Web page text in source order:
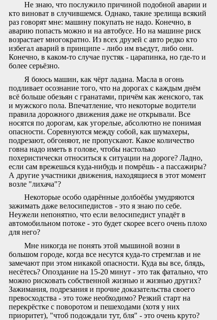
Не знаю, что послужило причиной подобной аварии и
кто виноват в случившемся. Однако, такие зрелища всякий
раз говорят мне: машину покупать не надо. Конечно, в
аварию попасть можно и на автобусе. Но на машине риск
возрастает многократно. Из всех друзей с авто редко кто
избегал аварий в принципе - либо им въедут, либо они.
Конечно, в каком-то случае пустяк - царапинка, но где-то и
более серьёзно.
Я боюсь машин, как чёрт ладана. Масла в огонь
подливает осознание того, что на дорогах с каждым днём
всё больше обезьян с гранатами, причём как женского, так
и мужского пола. Впечатление, что некоторые водители
правила дорожного движения даже не открывали. Все
носятся по дорогам, как угорелые, абсолютно не понимая
опасности. Соревнуются между собой, как шумахеры,
подрезают, обгоняют, не пропускают. Какое количество
говна надо иметь в голове, чтобы настолько
похеристически относиться к ситуации на дороге? Ладно,
если сам врежешься куда-нибудь и помрёшь - а пассажиры?
А другие участники движения, находящиеся в этот момент
возле "лихача"?
Некоторые особо одарённые долбоёбы умудряются
зажимать даже велосипедистов - это я знаю по себе.
Неужели непонятно, что если велосипедист упадёт в
автомобильном потоке - это будет скорее всего очень плохо
для него?
Мне никогда не понять этой мышиной возни в
большом городе, когда все несутся куда-то стремглав и не
замечают при этом никакой опасности. Куда вы все, блядь,
несётесь? Опоздание на 15-20 минут - это так фатально, что
можно рисковать собственной жизнью и жизнью других?
Зажимания, подрезания и прочие доказательства своего
превосходства - это тоже необходимо? Резкий старт на
перекрёстке с поворотом и пешеходами (хотя у них
приоритет), "чтоб подождали тут, бля" - это очень круто?